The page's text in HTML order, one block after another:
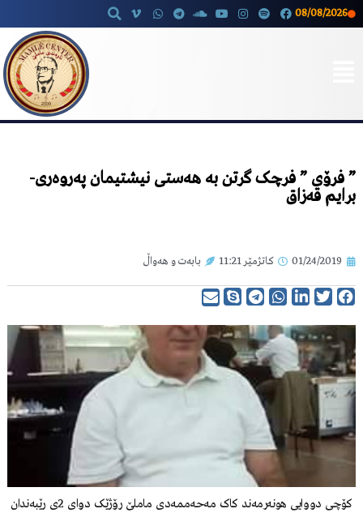
08/08/2026
” فرۆی ” فرچک گرتن بە هەستی نیشتیمان پەروەری-
برایم قەزاق
01/24/2019 کاتژمێر 11:21 بابەت و هەواڵ
کۆچی دووایی هونەرمەند کاک مەحەممەدی ماملێ رۆژێک دوای 2ی رێبەندان